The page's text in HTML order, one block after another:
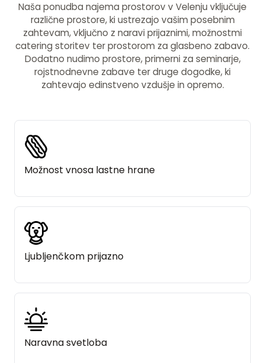
Naša ponudba najema prostorov v Velenju vključuje
različne prostore, ki ustrezajo vašim posebnim
zahtevam, vključno z naravi prijaznimi, možnostmi
catering storitev ter prostorom za glasbeno zabavo.
Dodatno nudimo prostore, primerni za seminarje,
rojstnodnevne zabave ter druge dogodke, ki
zahtevajo edinstveno vzdušje in opremo.
Možnost vnosa lastne hrane
Ljubljenčkom prijazno
Naravna svetloba